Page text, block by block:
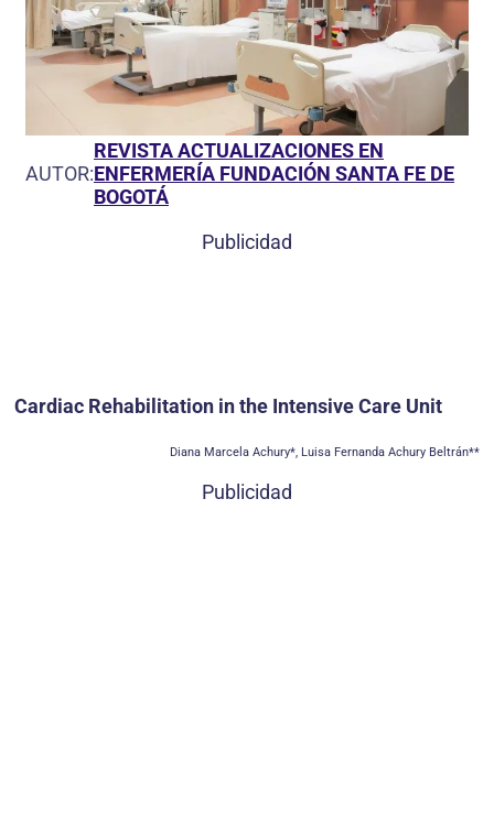
AUTOR:
REVISTA ACTUALIZACIONES EN
ENFERMERÍA FUNDACIÓN SANTA FE DE
BOGOTÁ
Publicidad
Cardiac Rehabilitation in the Intensive Care Unit
Diana Marcela Achury*, Luisa Fernanda Achury Beltrán**
Publicidad